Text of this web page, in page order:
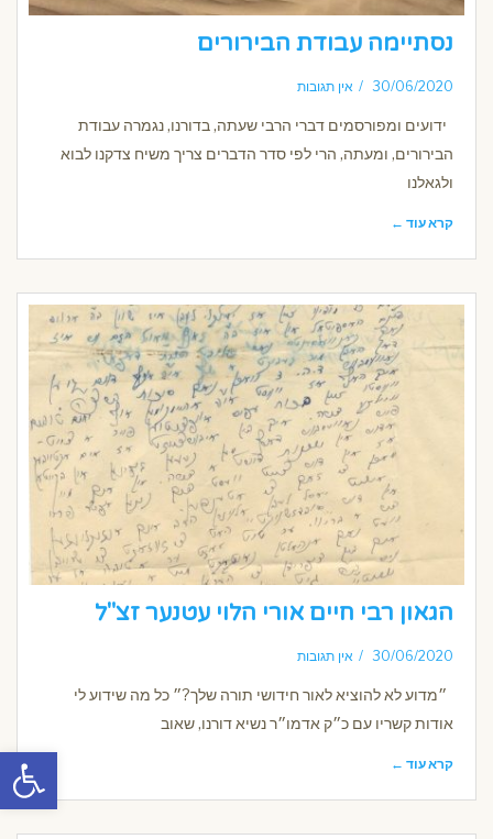
פתח
נסתיימה עבודת הבירורים
30/06/2020 אין תגובות
ידועים ומפורסמים דברי הרבי שעתה, בדורנו, נגמרה עבודת
הבירורים, ומעתה, הרי לפי סדר הדברים צריך משיח צדקנו לבוא
ולגאלנו
קרא עוד ←
הגאון רבי חיים אורי הלוי עטנער זצ"ל
30/06/2020 אין תגובות
״מדוע לא להוציא לאור חידושי תורה שלך?״ כל מה שידוע לי
אודות קשריו עם כ״ק אדמו״ר נשיא דורנו, שאוב
קרא עוד ←